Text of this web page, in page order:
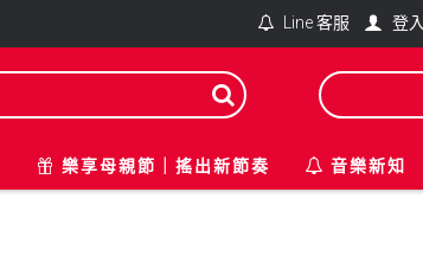
Line 客服 登入
樂享母親節｜搖出新節奏 音樂新知